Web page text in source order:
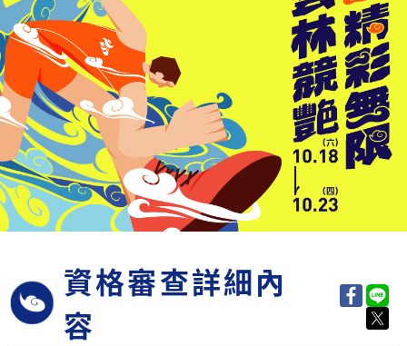
資格審查詳細內
容